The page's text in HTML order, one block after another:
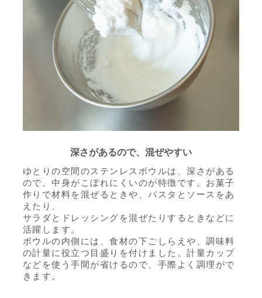
深さがあるので、混ぜやすい
ゆとりの空間のステンレスボウルは、深さがある
ので、中身がこぼれにくいのが特徴です。 お菓子
作りで材料を混ぜるときや、パスタとソースをあ
えたり、
サラダとドレッシングを混ぜたりするときなどに
活躍します。
ボウルの内側には、食材の下ごしらえや、調味料
の計量に役立つ目盛りを付けました。計量カップ
などを使う手間が省けるので、手際よく調理がで
きます。